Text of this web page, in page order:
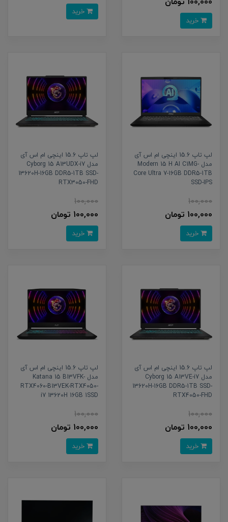
100,000 تومان
لپ تاپ 15.6 اینچی ام اس آی
مدل Modern 15 H AI C1MG-
Core Ultra 7-16GB DDR5-1TB
SSD-IPS
100,000
100,000 تومان
لپ تاپ 15.6 اینچی ام اس آی
مدل Cyborg 15 A13UDX-i7
13620H-16GB DDR5-1TB SSD-
RTX3050-FHD
100,000
100,000 تومان
لپ تاپ 15.6 اینچی ام اس آی
مدل Cyborg 15 A13VE-i7
13620H-16GB DDR5-1TB SSD-
RTX4050-FHD
100,000
100,000 تومان
لپ تاپ 15.6 اینچی ام اس آی
مدل Katana 15 B13VFK-
RTX4060-B13VEK-RTX4050-
i7 13620H 16GB 1SSD
100,000
100,000 تومان